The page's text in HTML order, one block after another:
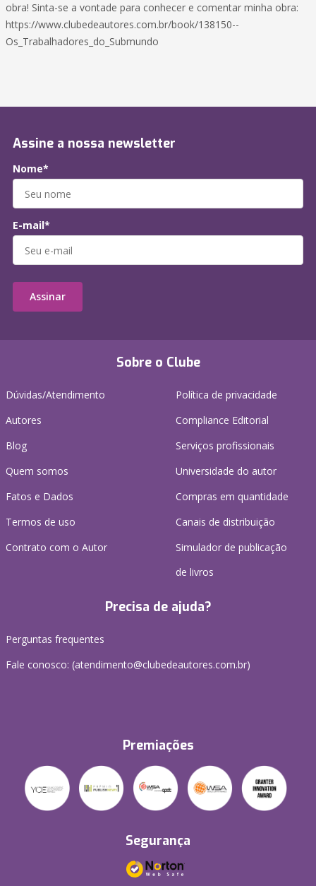
obra! Sinta-se a vontade para conhecer e comentar minha obra:
https://www.clubedeautores.com.br/book/138150--
Os_Trabalhadores_do_Submundo
Sobre o Clube
Dúvidas/Atendimento
Autores
Blog
Quem somos
Fatos e Dados
Termos de uso
Contrato com o Autor
Política de privacidade
Compliance Editorial
Serviços profissionais
Universidade do autor
Compras em quantidade
Canais de distribuição
Simulador de publicação
de livros
Precisa de ajuda?
Perguntas frequentes
Fale conosco: (atendimento@clubedeautores.com.br)
Premiações
Segurança
Assine a nossa newsletter
Nome*
E-mail*
Assinar